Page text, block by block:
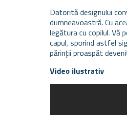
Datorită designului
dumneavoastră. Cu
legătura cu copilul. Vă
capul, sporind astfel
părinții proaspăt
Video ilustrativ